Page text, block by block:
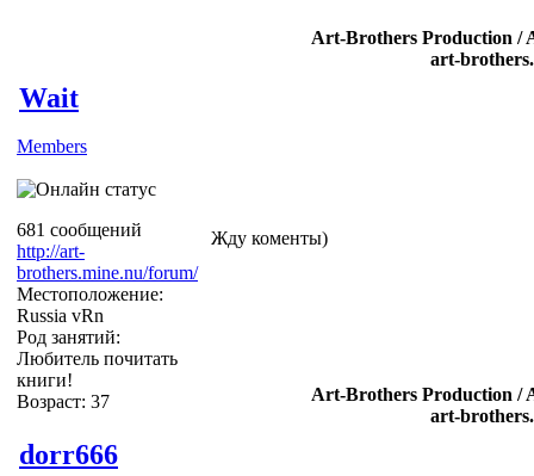
Art-Brothers Production /
art-
Wait
Members
681 сообщений
http://art-
brothers.mine.nu/forum/
Местоположение:
Russia vRn
Род занятий:
Любитель почитать
книги!
Возраст: 37
Жду коменты)
Art-Brothers Production /
art-
dorr666